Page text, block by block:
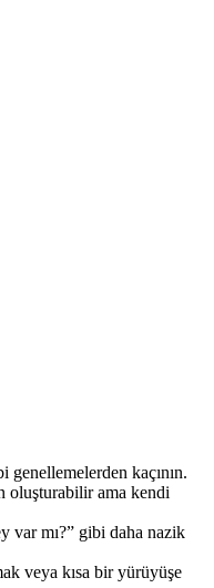
kaçının.
oluşturabilir ama kendi
var mı?” gibi daha nazik
veya kısa bir yürüyüşe